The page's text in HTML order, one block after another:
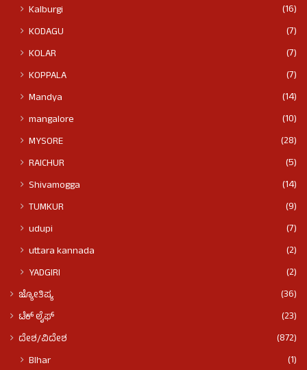
Kalburgi
(16)
KODAGU
(7)
KOLAR
(7)
KOPPALA
(7)
Mandya
(14)
mangalore
(10)
MYSORE
(28)
RAICHUR
(5)
Shivamogga
(14)
TUMKUR
(9)
udupi
(7)
uttara kannada
(2)
YADGIRI
(2)
ಜ್ಯೋತಿಷ್ಯ
(36)
ಟೆಕ್ ಲೈಫ್
(23)
ದೇಶ/ವಿದೇಶ
(872)
BIhar
(1)